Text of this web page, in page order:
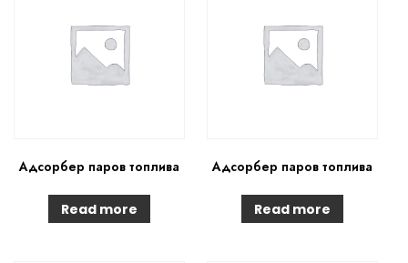
Адсорбер паров топлива
Read more
Адсорбер паров топлива
Read more